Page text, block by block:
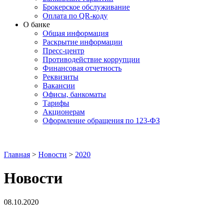
Брокерское обслуживание
Оплата по QR-коду
О банке
Общая информация
Раскрытие информации
Пресс-центр
Противодействие коррупции
Финансовая отчетность
Реквизиты
Вакансии
Офисы, банкоматы
Тарифы
Акционерам
Оформление обращения по 123-ФЗ
Главная > Новости > 2020
Новости
08.10.2020